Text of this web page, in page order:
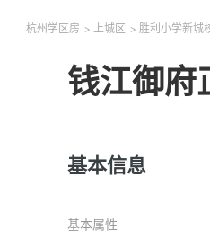
杭州学区房 > 上城区 > 胜利小学新城
钱江御府
基本信息
基本属性